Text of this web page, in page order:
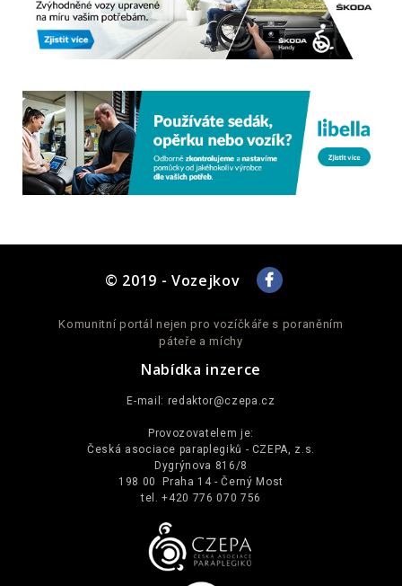
© 2019 - Vozejkov
Komunitní portál nejen pro vozíčkáře s poraněním
páteře a míchy
Nabídka inzerce
E-mail: redaktor@czepa.cz
Provozovatelem je:
Česká asociace paraplegiků - CZEPA, z.s.
Dygrýnova 816/8
198 00 Praha 14 - Černý Most
tel. +420 776 070 756